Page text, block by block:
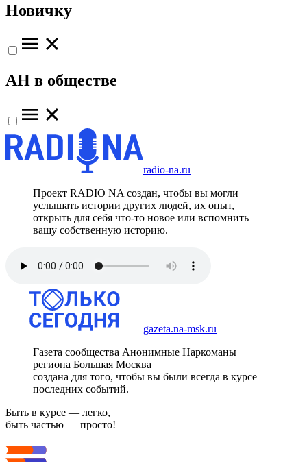
Новичку
АН в обществе
radio-na.ru
Проект RADIO NA создан, чтобы вы могли
услышать истории других людей, их опыт,
открыть для себя что-то новое или вспомнить
вашу собственную историю.
gazeta.na-msk.ru
Газета сообщества Анонимные Наркоманы
региона Большая Москва
создана для того, чтобы вы были всегда в курсе
последних событий.
Быть в курсе — легко,
быть частью — просто!